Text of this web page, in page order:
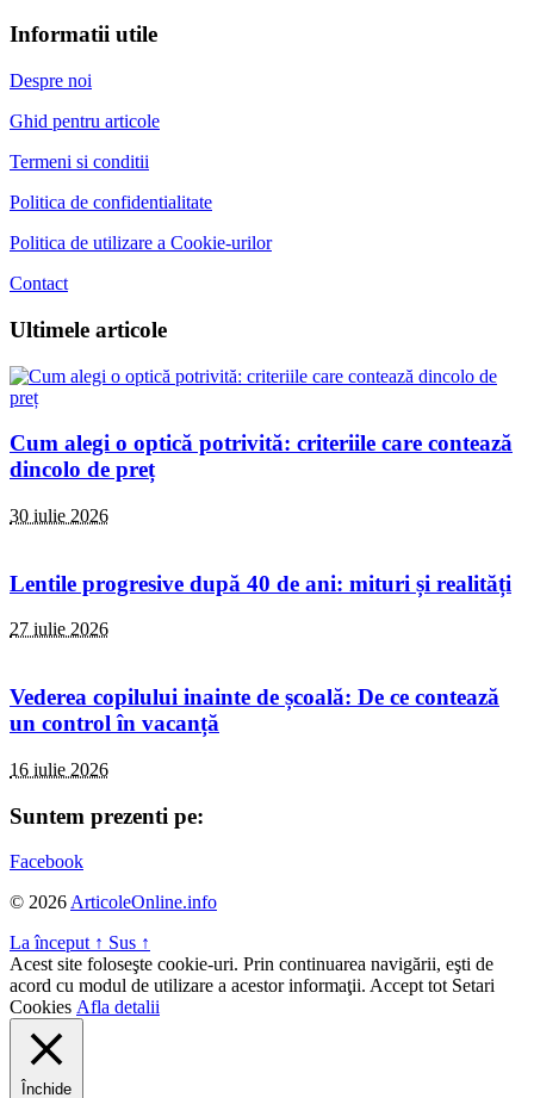
Informatii utile
Despre noi
Ghid pentru articole
Termeni si conditii
Politica de confidentialitate
Politica de utilizare a Cookie-urilor
Contact
Ultimele articole
Cum alegi o optică potrivită: criteriile care contează
dincolo de preț
30 iulie 2026
Lentile progresive după 40 de ani: mituri și realități
27 iulie 2026
Vederea copilului inainte de școală: De ce contează
un control în vacanță
16 iulie 2026
Suntem prezenti pe:
Facebook
© 2026 ArticoleOnline.info
La început ↑ Sus ↑
Acest site foloseşte cookie-uri. Prin continuarea navigării, eşti de
acord cu modul de utilizare a acestor informaţii. Accept tot Setari
Cookies Afla detalii
Închide